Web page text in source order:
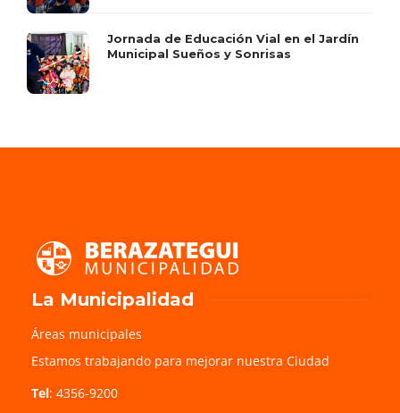
Jornada de Educación Vial en el Jardín
Municipal Sueños y Sonrisas
La Municipalidad
Áreas municipales
Estamos trabajando para mejorar nuestra Ciudad
Tel: 4356-9200